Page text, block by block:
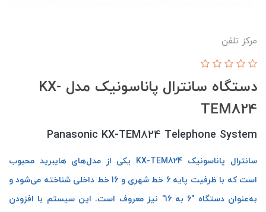
مرکز تلفن
دستگاه سانترال پاناسونیک مدل KX-
TEM824
Panasonic KX-TEM824 Telephone System
سانترال پاناسونیک KX-TEM824 یکی از مدل‌های هایبرید محبوب
است که با ظرفیت پایه 6 خط شهری و 16 خط داخلی شناخته می‌شود و
به‌عنوان دستگاه "6 به 16" نیز معروف است. این سیستم با افزودن